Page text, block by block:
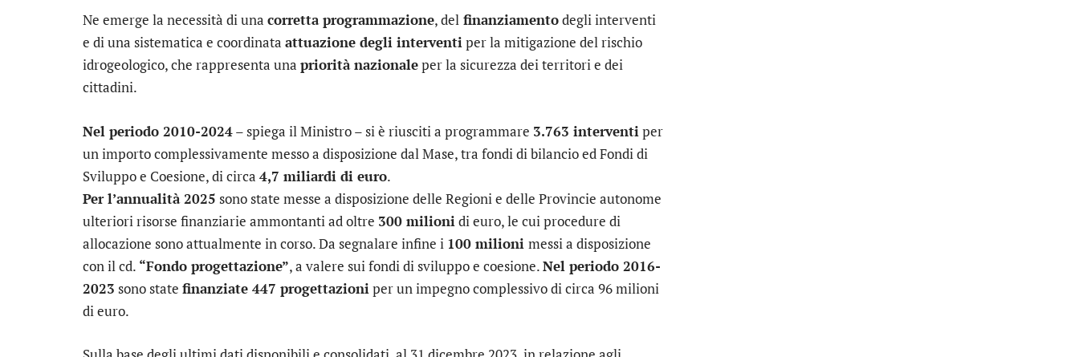
Ne emerge la necessità di una corretta programmazione, del finanziamentodegli interventi
e di una sistematica e coordinata attuazione degli interventiper la mitigazione del rischio
idrogeologico, che rappresenta una priorità nazionaleper la sicurezza dei territori e dei
cittadini.
Nel periodo 2010-2024– spiega il Ministro – si è riusciti a programmare 3.763 interventi per
un importo complessivamente messo a disposizione dal Mase, tra fondi di bilancio ed Fondi di
Sviluppo e Coesione, di circa 4,7 miliardi di euro.
Per l’annualità 2025 sono state messe a disposizione delle Regioni e delle Provincie autonome
ulteriori risorse finanziarie ammontanti ad oltre 300 milioni di euro, le cui procedure di
allocazione sono attualmente in corso. Da segnalare infine i 100 milioni messi a disposizione
con il cd. “Fondo progettazione”, a valere sui fondi di sviluppo e coesione.Nel periodo 2016-
2023 sono state finanziate 447 progettazioni per un impegno complessivo di circa 96 milioni
di euro.